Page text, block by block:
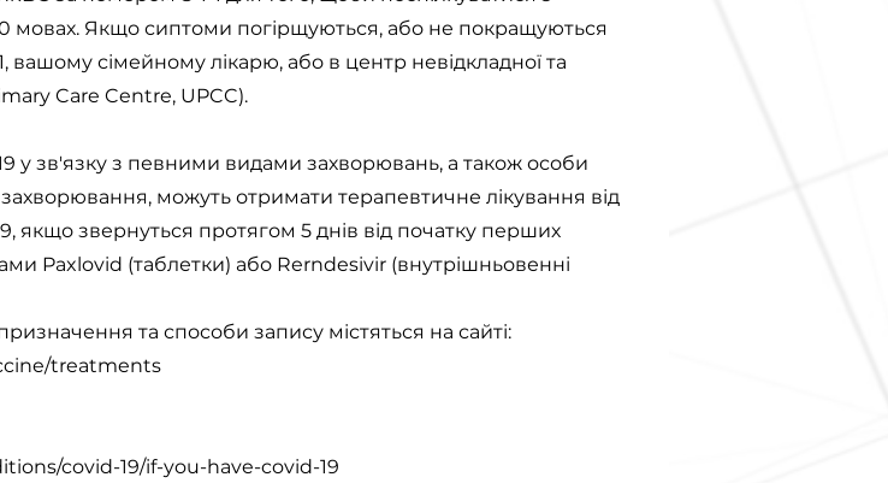
мовах. Якщо сиптоми погірщуються, або не покращуються
вашому сімейному лікарю, або в центр невідкладної та
Care Centre, UPCC).
у зв'язку з певними видами захворювань, а також особи
захворювання, можуть отримати терапевтичне лікування від
якщо звернуться протягом 5 днів від початку перших
Paxlovid (таблетки) або Rerndesivir (внутрішньовенні
та способи запису містяться на сайті:
treatments
covid-19/if-you-have-covid-19